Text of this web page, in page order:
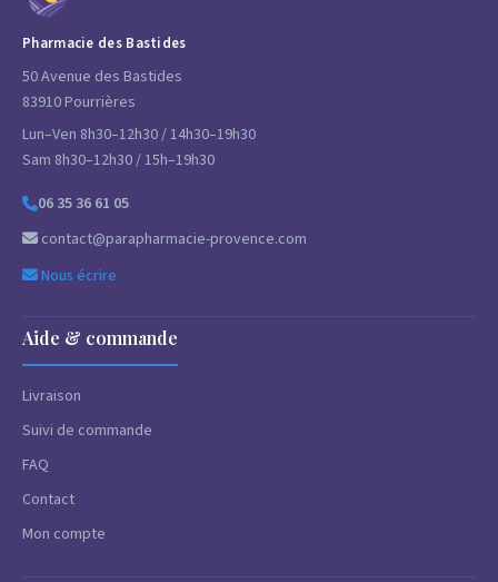
Pharmacie des Bastides
50 Avenue des Bastides
83910 Pourrières
Lun–Ven 8h30–12h30 / 14h30–19h30
Sam 8h30–12h30 / 15h–19h30
06 35 36 61 05
contact@parapharmacie-provence.com
Nous écrire
Aide & commande
Livraison
Suivi de commande
FAQ
Contact
Mon compte